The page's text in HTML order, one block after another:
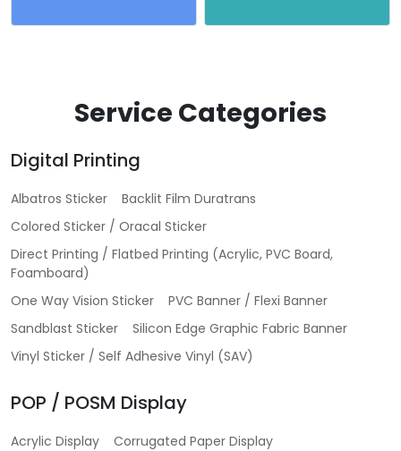
Service Categories
Digital Printing
Albatros Sticker
Backlit Film Duratrans
Colored Sticker / Oracal Sticker
Direct Printing / Flatbed Printing (Acrylic, PVC Board,
Foamboard)
One Way Vision Sticker
PVC Banner / Flexi Banner
Sandblast Sticker
Silicon Edge Graphic Fabric Banner
Vinyl Sticker / Self Adhesive Vinyl (SAV)
POP / POSM Display
Acrylic Display
Corrugated Paper Display